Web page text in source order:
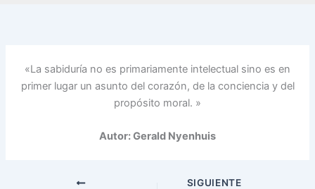
«La sabiduría no es primariamente intelectual sino es en
primer lugar un asunto del corazón, de la conciencia y del
propósito moral. »
Autor: Gerald Nyenhuis
SIGUIENTE